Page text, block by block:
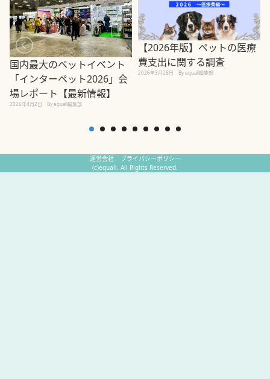
国内最大のペットイベント
「インターペット2026」会
場レポート【最新情報】
2026年4月2日 By equall編集部
【2026年版】ペットの医療
費支出に関する調査
2026年3月26日 By equall編集部
運営会社
プライバシーポリシー
(c)equall. All Rights Reserved.